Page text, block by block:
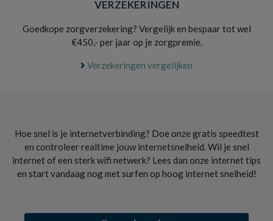
VERZEKERINGEN
Goedkope zorgverzekering? Vergelijk en bespaar tot wel
€450,- per jaar op je zorgpremie.
Verzekeringen vergelijken
Hoe snel is je internetverbinding? Doe onze gratis speedtest
en controleer realtime jouw internetsnelheid. Wil je snel
internet of een sterk wifi netwerk? Lees dan onze internet tips
en start vandaag nog met surfen op hoog internet snelheid!